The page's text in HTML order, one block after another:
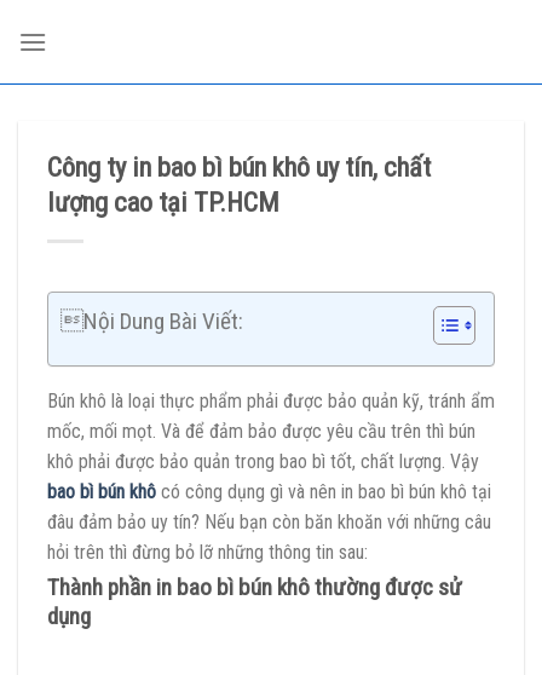
Công ty in bao bì bún khô uy tín, chất
lượng cao tại TP.HCM
Nội Dung Bài Viết:
Bún khô là loại thực phẩm phải được bảo quản kỹ, tránh ẩm
mốc, mối mọt. Và để đảm bảo được yêu cầu trên thì bún
khô phải được bảo quản trong bao bì tốt, chất lượng. Vậy
bao bì bún khô có công dụng gì và nên in bao bì bún khô tại
đâu đảm bảo uy tín? Nếu bạn còn băn khoăn với những câu
hỏi trên thì đừng bỏ lỡ những thông tin sau:
Thành phần in bao bì bún khô thường được sử
dụng